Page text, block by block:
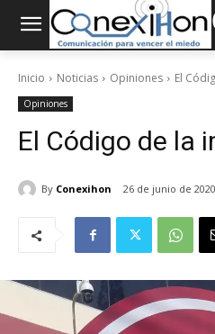
Inicio Noticias Opiniones El
Opiniones
El Código de la
By Conexihon 26 de junio de 2020